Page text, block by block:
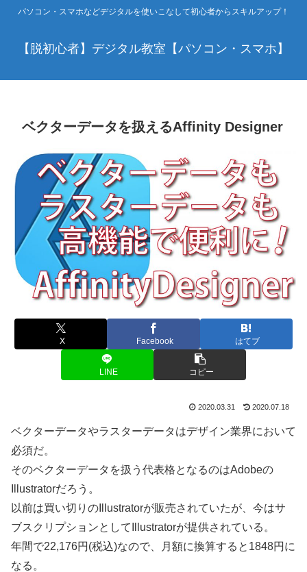
パソコン・スマホなどデジタルを使いこなして初心者からスキルアップ！
【脱初心者】デジタル教室【パソコン・スマホ】
ベクターデータを扱えるAffinity Designer
X Facebook はてブ
LINE コピー
2020.03.31 2020.07.18
ベクターデータやラスターデータはデザイン業界において
必須だ。
そのベクターデータを扱う代表格となるのはAdobeの
Illustratorだろう。
以前は買い切りのIllustratorが販売されていたが、今はサ
ブスクリプションとしてIllustratorが提供されている。
年間で22,176円(税込)なので、月額に換算すると1848円に
なる。